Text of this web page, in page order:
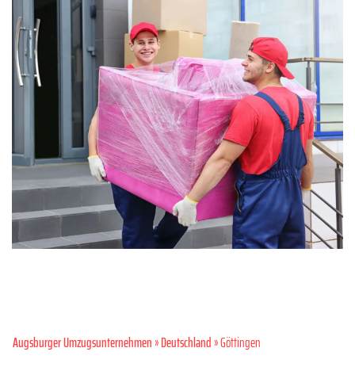
Augsburger Umzugsunternehmen»Deutschland» Göttingen